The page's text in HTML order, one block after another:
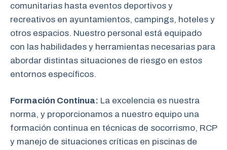
comunitarias hasta eventos deportivos y
recreativos en ayuntamientos, campings, hoteles y
otros espacios. Nuestro personal está equipado
con las habilidades y herramientas necesarias para
abordar distintas situaciones de riesgo en estos
entornos específicos.
Formación Continua: La excelencia es nuestra
norma, y proporcionamos a nuestro equipo una
formación continua en técnicas de socorrismo, RCP
y manejo de situaciones críticas en piscinas de